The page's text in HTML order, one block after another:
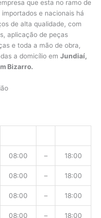
que esta no ramo de
e nacionais há
de alta qualidade, com
aplicação de peças
e toda a mão de obra,
a domicílio em Jundiaí,
Bizarro.
08:00 – 18:00
08:00 – 18:00
08:00 – 18:00
08:00 – 18:00